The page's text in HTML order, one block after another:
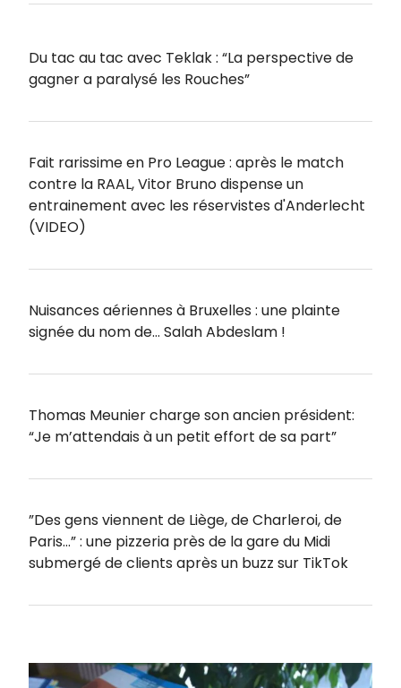
Du tac au tac avec Teklak : “La perspective de
gagner a paralysé les Rouches”
Fait rarissime en Pro League : après le match
contre la RAAL, Vitor Bruno dispense un
entrainement avec les réservistes d'Anderlecht
(VIDEO)
Nuisances aériennes à Bruxelles : une plainte
signée du nom de… Salah Abdeslam !
Thomas Meunier charge son ancien président:
“Je m’attendais à un petit effort de sa part”
”Des gens viennent de Liège, de Charleroi, de
Paris…” : une pizzeria près de la gare du Midi
submergé de clients après un buzz sur TikTok